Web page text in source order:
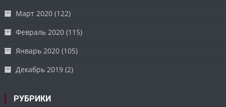
Март 2020 (122)
Февраль 2020 (115)
Январь 2020 (105)
Декабрь 2019 (2)
РУБРИКИ